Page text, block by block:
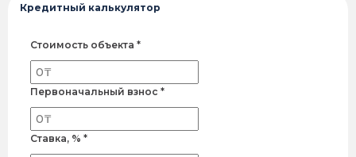
Кредитный калькулятор
Стоимость объекта *
Первоначальный взнос *
Ставка, % *